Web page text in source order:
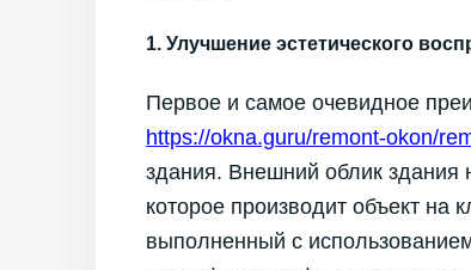
1. Улучшение эстетического
Первое и самое очевидное
https://okna.guru/remont-okon/
здания. Внешний облик здания
которое производит объект на
выполненный с